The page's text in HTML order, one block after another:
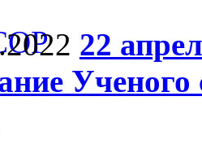
22